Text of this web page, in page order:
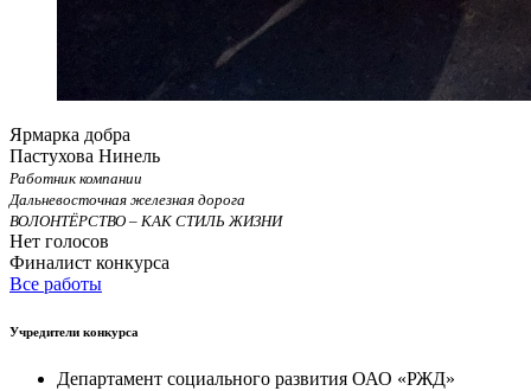
Ярмарка добра
Пастухова Нинель
Работник компании
Дальневосточная железная дорога
ВОЛОНТЁРСТВО – КАК СТИЛЬ ЖИЗНИ
Нет голосов
Финалист конкурса
Все работы
Учредители конкурса
Департамент социального развития ОАО «РЖД»